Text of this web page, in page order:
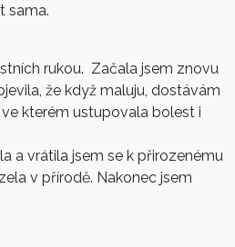
sama.
rukou. Začala jsem znovu
že když maluju, dostávám
kterém ustupovala bolest i
a vrátila jsem se k přirozenému
v přírodě. Nakonec jsem